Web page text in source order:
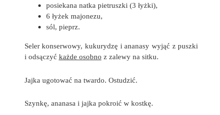
posiekana natka pietruszki (3 łyżki),
6 łyżek majonezu,
sól, pieprz.
Seler konserwowy, kukurydzę i ananasy wyjąć z puszki
i odsączyć każde osobno z zalewy na sitku.
Jajka ugotować na twardo. Ostudzić.
Szynkę, ananasa i jajka pokroić w kostkę.